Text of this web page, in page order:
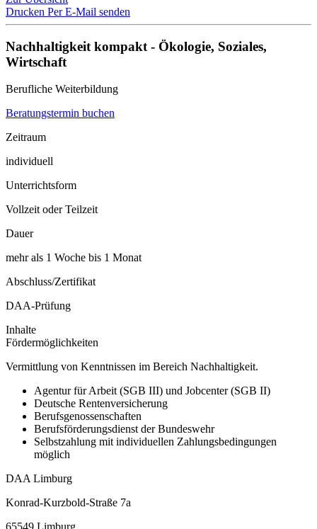
Drucken Per E-Mail senden
Nachhaltigkeit kompakt - Ökologie, Soziales,
Wirtschaft
Berufliche Weiterbildung
Beratungstermin buchen
Zeitraum
individuell
Unterrichtsform
Vollzeit oder Teilzeit
Dauer
mehr als 1 Woche bis 1 Monat
Abschluss/Zertifikat
DAA-Prüfung
Inhalte
Fördermöglichkeiten
Vermittlung von Kenntnissen im Bereich Nachhaltigkeit.
Agentur für Arbeit (SGB III) und Jobcenter (SGB II)
Deutsche Rentenversicherung
Berufsgenossenschaften
Berufsförderungsdienst der Bundeswehr
Selbstzahlung mit individuellen Zahlungsbedingungen
möglich
DAA Limburg
Konrad-Kurzbold-Straße 7a